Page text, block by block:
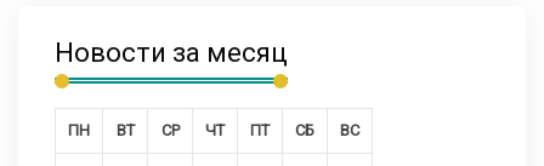
Новости за месяц
ПН ВТ СР ЧТ ПТ СБ ВС